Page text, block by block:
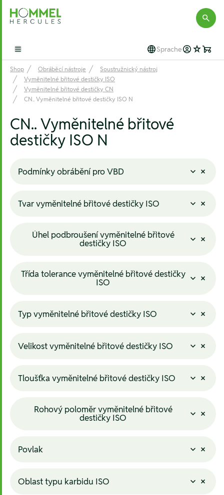
Hommel Hercules
Open main menu Sprache
Shop Obráběcí nástroje
Soustružnický nástroj
Vyměnitelné břitové destičky ISO
Vyměnitelné břitové destičky CN
CN.. Vyměnitelné břitové destičky ISO N
CN.. Vyměnitelné břitové
destičky ISO N
Podmínky obrábění pro VBD
Tvar vyměnitelné břitové destičky ISO
Úhel podbroušení vyměnitelné břitové
destičky ISO
Třída tolerance vyměnitelné břitové destičky
ISO
Typ vyměnitelné břitové destičky ISO
Velikost vyměnitelné břitové destičky ISO
Tloušťka vyměnitelné břitové destičky ISO
Rohový poloměr vyměnitelné břitové
destičky ISO
Povlak
Oblast typu karbidu ISO